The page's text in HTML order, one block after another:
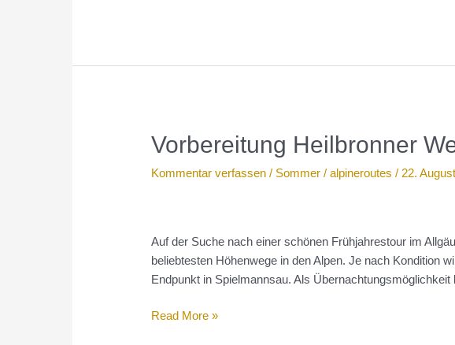
Vorbereitung Heilbronner
Kommentar verfassen / Sommer /alpineroutes/ 22.
Auf der Suche nach einer schönen Frühjahrestour im
beliebtesten Höhenwege in den Alpen. Je nach Kondition
Endpunkt in Spielmannsau. Als
Vorbereitung
Read More »